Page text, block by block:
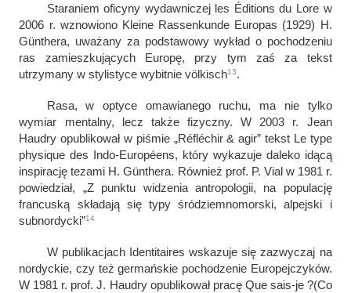
Staraniem oficyny wydawniczej les Éditions du Lore w
2006 r. wznowiono Kleine Rassenkunde Europas (1929) H.
Günthera, uważany za podstawowy wykład o pochodzeniu
ras zamieszkujących Europę, przy tym zaś za tekst
utrzymany w stylistyce wybitnievölkisch13.
Rasa, w optyce omawianego ruchu, ma nie tylko
wymiar mentalny, lecz także fizyczny. W 2003 r. Jean
Haudry opublikował w piśmie „Réfléchir & agir” tekst Le type
physique des Indo-Européens, który wykazuje daleko idącą
inspirację tezami H. Günthera. Również prof. P. Vial w 1981 r.
powiedział, „Z punktu widzenia antropologii, na populację
francuską składają się typy śródziemnomorski, alpejski i
subnordycki”14
W publikacjach Identitaires wskazuje się zazwyczaj na
nordyckie, czy też germańskie pochodzenie Europejczyków.
W 1981 r. prof. J. Haudry opublikował pracę Que sais-je ?(Co